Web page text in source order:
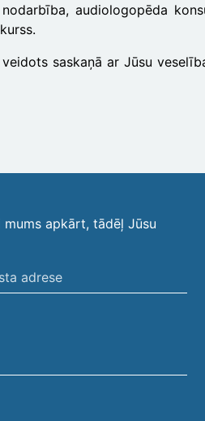
audiologopēda
saskaņā ar Jūsu
apkārt, tādēļ Jūsu